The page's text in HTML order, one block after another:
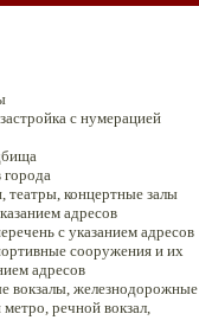
с нумерацией
театры, концертные залы
адресов
с указанием адресов
сооружения и их
адресов
вокзалы, железнодорожные
речной вокзал,